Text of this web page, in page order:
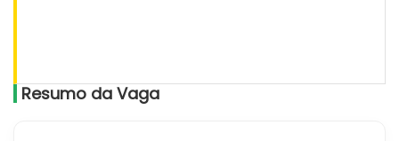
Resumo da Vaga